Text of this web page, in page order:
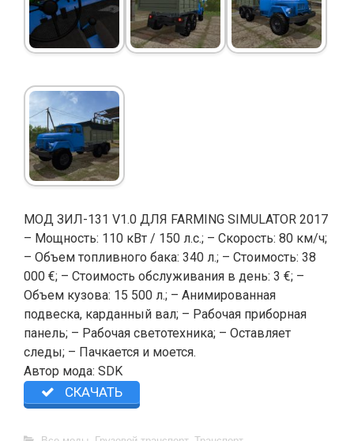
МОД ЗИЛ-131 V1.0 ДЛЯ FARMING SIMULATOR 2017
– Мощность: 110 кВт / 150 л.с.; – Скорость: 80 км/ч;
– Объем топливного бака: 340 л.; – Стоимость: 38
000 €; – Стоимость обслуживания в день: 3 €; –
Объем кузова: 15 500 л.; – Анимированная
подвеска, карданный вал; – Рабочая приборная
панель; – Рабочая светотехника; – Оставляет
следы; – Пачкается и моется.
Автор мода: SDK
СКАЧАТЬ